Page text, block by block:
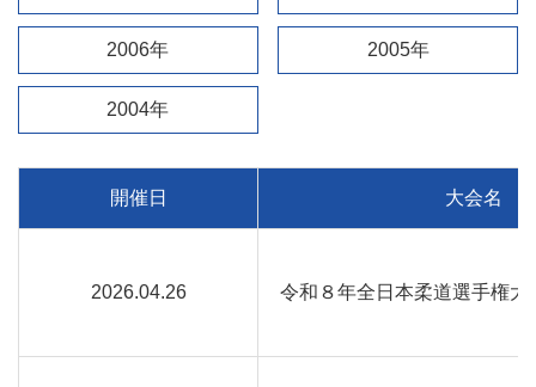
2006年 2005年
2004年
開催日 大会名
2026.04.26 令和８年全日本柔道選手権大